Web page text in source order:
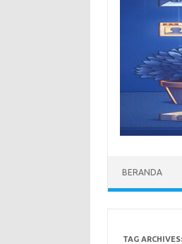
BERANDA
TAG ARCHIVES: